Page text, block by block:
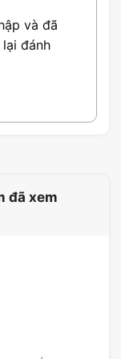
3S
có kích thước
trọng lượng
và đã
đánh
đã xem